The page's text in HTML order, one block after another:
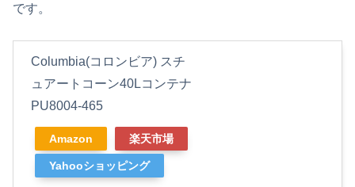
です。
Columbia(コロンビア) スチ
ュアートコーン40Lコンテナ
PU8004-465
Amazon 楽天市場
Yahooショッピング